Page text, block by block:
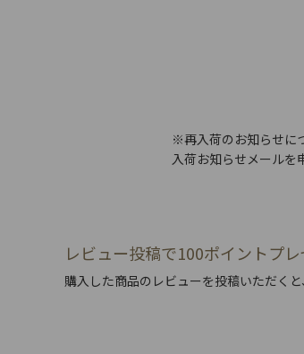
※再入荷のお知らせに
入荷お知らせメールを
レビュー投稿で100ポイントプレ
購入した商品のレビューを投稿いただく